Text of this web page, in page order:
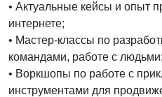
• Актуальные кейсы и опыт
интернете;
• Мастер-классы по
командами, работе с людьми;
• Воркшопы по работе с
инструментами для